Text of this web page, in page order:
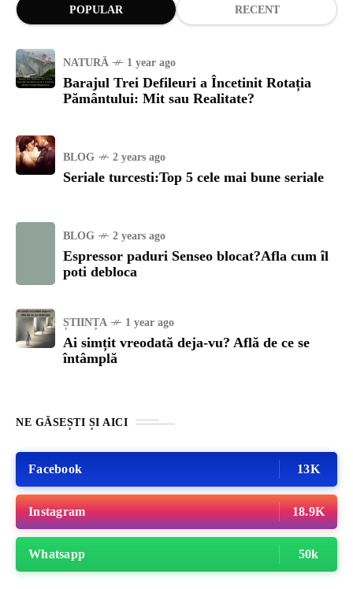
POPULAR RECENT
NATURĂ 1 year ago
Barajul Trei Defileuri a Încetinit Rotația
Pământului: Mit sau Realitate?
BLOG 2 years ago
Seriale turcesti:Top 5 cele mai bune seriale
BLOG 2 years ago
Espressor paduri Senseo blocat?Afla cum îl
poti debloca
ȘTIINȚA 1 year ago
Ai simțit vreodată deja-vu? Află de ce se
întâmplă
NE GĂSEȘTI ȘI AICI
Facebook 13K
Instagram 18.9K
Whatsapp 50k